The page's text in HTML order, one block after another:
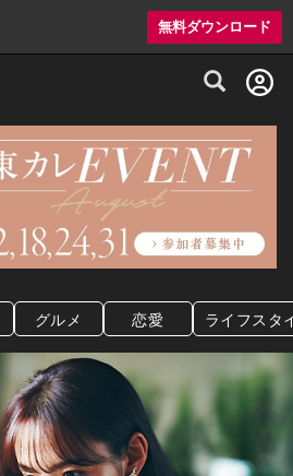
無料ダウンロード
グルメ情報・プレミアムレストラン予約
グルメ 恋愛 ライフスタ